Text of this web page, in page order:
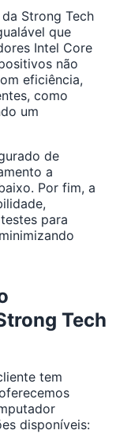
Strong Tech
que
Intel Core
não
eficiência,
como
um
de
a
Por fim, a
para
Tech
tem
disponíveis: